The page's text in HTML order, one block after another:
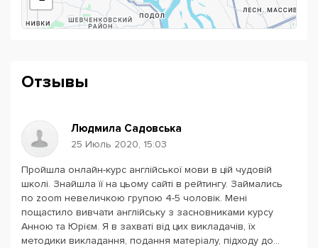
бы это было для Господа, а не для людей» (Библия,
Новый Завет)
Powered byLeaflet— © Google 2026
Отзывы
Людмила Садовська
25 Июль 2020, 15:03
Пройшла онлайн-курс англійської мови в цій чудовій
школі. Знайшла її на цьому сайті в рейтингу. Займались
по zoom невеличкою групою 4-5 чоловік. Мені
пощастило вивчати англійську з засновниками курсу
Анною та Юрієм. Я в захваті від цих викладачів, їх
методики викладання, подання матеріалу, підходу до...